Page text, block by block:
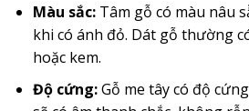
Màu sắc:Tâm gỗ có màu nâu
khi có ánh đỏ. Dát gỗ thường
hoặc kem.
Độ cứng:Gỗ me tây có độ